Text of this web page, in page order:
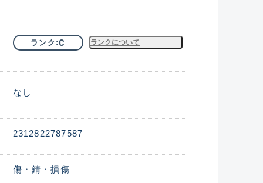
ランク C ランクについて
なし
2312822787587
傷・錆・損傷